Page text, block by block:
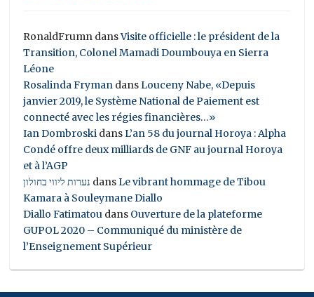
RonaldFrumn dansVisite officielle : le président de la
Transition, Colonel Mamadi Doumbouya en Sierra
Léone
Rosalinda Fryman dansLouceny Nabe, «Depuis
janvier 2019, le Système National de Paiement est
connecté avec les régies financières…»
Ian Dombroski dansL’an 58 du journal Horoya : Alpha
Condé offre deux milliards de GNF au journal Horoya
et à l’AGP
נערות ליווי בחולון dansLe vibrant hommage de Tibou
Kamara à Souleymane Diallo
Diallo Fatimatou dans Ouverture de la plateforme
GUPOL 2020 – Communiqué du ministère de
l’Enseignement Supérieur